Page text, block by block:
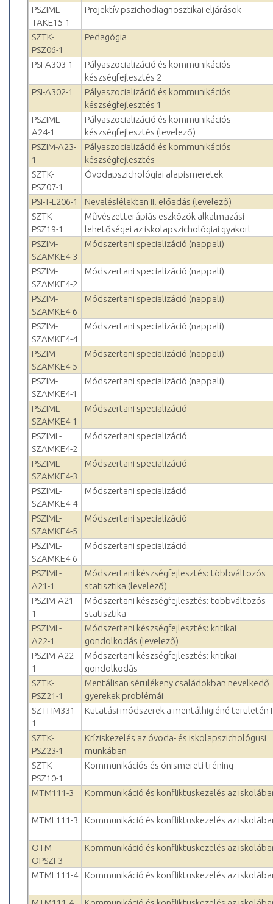
PSZIML-
TAKE15-1
Projektív pszichodiagnosztikai eljárások
SZTK-
PSZ06-1
Pedagógia
PSI-A303-1
Pályaszocializáció és kommunikációs
készségfejlesztés 2
PSI-A302-1
Pályaszocializáció és kommunikációs
készségfejlesztés 1
PSZIML-
A24-1
Pályaszocializáció és kommunikációs
készségfejlesztés (levelező)
PSZIM-A23-
1
Pályaszocializáció és kommunikációs
készségfejlesztés
SZTK-
PSZ07-1
Óvodapszichológiai alapismeretek
PSI-T-L206-1
Neveléslélektan II. előadás (levelező)
SZTK-
PSZ19-1
Művészetterápiás eszközök alkalmazási
lehetőségei az iskolapszichológiai gyakorl
PSZIM-
SZAMKE4-3
Módszertani specializáció (nappali)
PSZIM-
SZAMKE4-2
Módszertani specializáció (nappali)
PSZIM-
SZAMKE4-6
Módszertani specializáció (nappali)
PSZIM-
SZAMKE4-4
Módszertani specializáció (nappali)
PSZIM-
SZAMKE4-5
Módszertani specializáció (nappali)
PSZIM-
SZAMKE4-1
Módszertani specializáció (nappali)
PSZIML-
SZAMKE4-1
Módszertani specializáció
PSZIML-
SZAMKE4-2
Módszertani specializáció
PSZIML-
SZAMKE4-3
Módszertani specializáció
PSZIML-
SZAMKE4-4
Módszertani specializáció
PSZIML-
SZAMKE4-5
Módszertani specializáció
PSZIML-
SZAMKE4-6
Módszertani specializáció
PSZIML-
A21-1
Módszertani készségfejlesztés: többváltozós
statisztika (levelező)
PSZIM-A21-
1
Módszertani készségfejlesztés: többváltozós
statisztika
PSZIML-
A22-1
Módszertani készségfejlesztés: kritikai
gondolkodás (levelező)
PSZIM-A22-
1
Módszertani készségfejlesztés: kritikai
gondolkodás
SZTK-
PSZ21-1
Mentálisan sérülékeny családokban nevelkedő
gyerekek problémái
SZTI-IM331-
1
Kutatási módszerek a mentálhigiéné területén
SZTK-
PSZ23-1
Kríziskezelés az óvoda- és iskolapszichológusi
munkában
SZTK-
PSZ10-1
Kommunikációs és önismereti tréning
MTM111-3 Kommunikáció és konfliktuskezelés az
MTML111-3 Kommunikáció és konfliktuskezelés az
OTM-
ÖPSZI-3
Kommunikáció és konfliktuskezelés az
MTML111-4 Kommunikáció és konfliktuskezelés az